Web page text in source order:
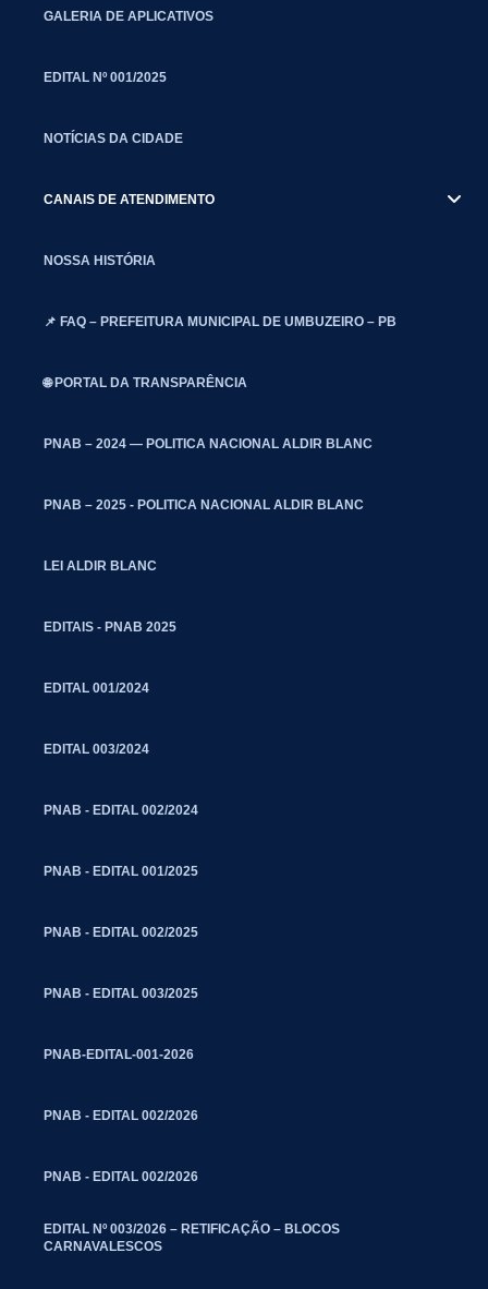
GALERIA DE APLICATIVOS
EDITAL Nº 001/2025
NOTÍCIAS DA CIDADE
CANAIS DE ATENDIMENTO
NOSSA HISTÓRIA
📌 FAQ – PREFEITURA MUNICIPAL DE UMBUZEIRO – PB
🌐 PORTAL DA TRANSPARÊNCIA
PNAB – 2024 — POLITICA NACIONAL ALDIR BLANC
PNAB – 2025 - POLITICA NACIONAL ALDIR BLANC
LEI ALDIR BLANC
EDITAIS - PNAB 2025
EDITAL 001/2024
EDITAL 003/2024
PNAB - EDITAL 002/2024
PNAB - EDITAL 001/2025
PNAB - EDITAL 002/2025
PNAB - EDITAL 003/2025
PNAB-EDITAL-001-2026
PNAB - EDITAL 002/2026
PNAB - EDITAL 002/2026
EDITAL Nº 003/2026 – RETIFICAÇÃO – BLOCOS
CARNAVALESCOS